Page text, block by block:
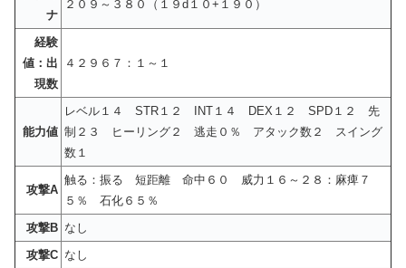
ナ
２０９～３８０（１９d１０+１９０）
経験
値：出
現数
４２９６７：１～１
能力値
レベル１４ STR１２ INT１４ DEX１２ SPD１２ 先
制２３ ヒーリング２ 逃走０％ アタック数２ スイング
数１
攻撃A
触る：振る 短距離 命中６０ 威力１６～２８：麻痺７
５％ 石化６５％
攻撃B なし
攻撃C なし